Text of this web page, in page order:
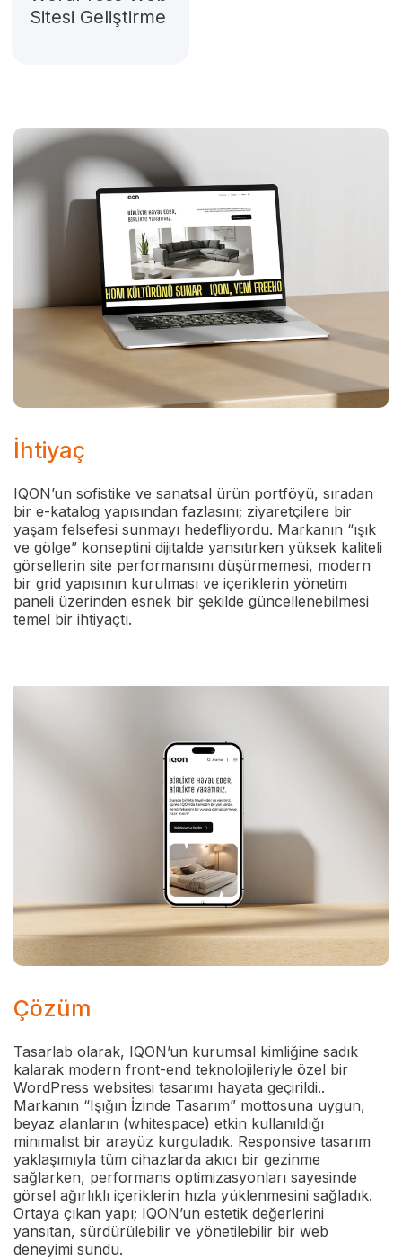
Sitesi Geliştirme
İhtiyaç
IQON’un sofistike ve sanatsal ürün portföyü, sıradan
bir e-katalog yapısından fazlasını; ziyaretçilere bir
yaşam felsefesi sunmayı hedefliyordu. Markanın “ışık
ve gölge” konseptini dijitalde yansıtırken yüksek kaliteli
görsellerin site performansını düşürmemesi, modern
bir grid yapısının kurulması ve içeriklerin yönetim
paneli üzerinden esnek bir şekilde güncellenebilmesi
temel bir ihtiyaçtı.
Çözüm
Tasarlab olarak, IQON’un kurumsal kimliğine sadık
kalarak modern front-end teknolojileriyle özel bir
WordPress websitesi tasarımı hayata geçirildi..
Markanın “Işığın İzinde Tasarım” mottosuna uygun,
beyaz alanların (whitespace) etkin kullanıldığı
minimalist bir arayüz kurguladık. Responsive tasarım
yaklaşımıyla tüm cihazlarda akıcı bir gezinme
sağlarken, performans optimizasyonları sayesinde
görsel ağırlıklı içeriklerin hızla yüklenmesini sağladık.
Ortaya çıkan yapı; IQON’un estetik değerlerini
yansıtan, sürdürülebilir ve yönetilebilir bir web
deneyimi sundu.